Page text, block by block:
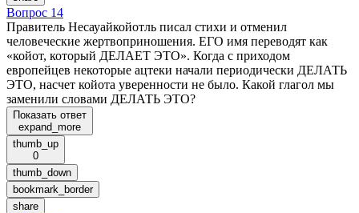
Вопрос 14
Правитель Несауайкойотль писал стихи и отменил
человеческие жертвоприношения. ЕГО имя переводят как
«койот, который ДЕЛАЕТ ЭТО». Когда с приходом
европейцев некоторые ацтеки начали периодически ДЕЛАТЬ
ЭТО, насчет койота уверенности не было. Какой глагол мы
заменили словами ДЕЛАТЬ ЭТО?
Показать ответ
expand_more
thumb_up
0
thumb_down
bookmark_border
share